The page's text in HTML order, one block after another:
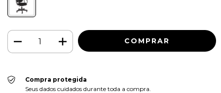
Compra protegida
Seus dados cuidados durante toda a compra.